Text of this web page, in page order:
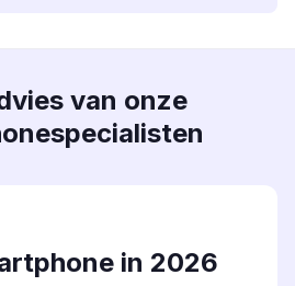
van onze
in 2026